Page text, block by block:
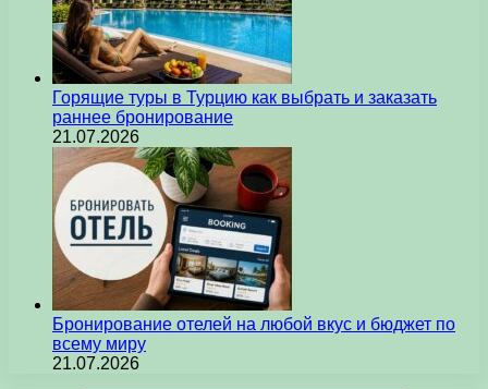
Горящие туры в Турцию как выбрать и заказать
раннее бронирование
21.07.2026
Бронирование отелей на любой вкус и бюджет по
всему миру
21.07.2026